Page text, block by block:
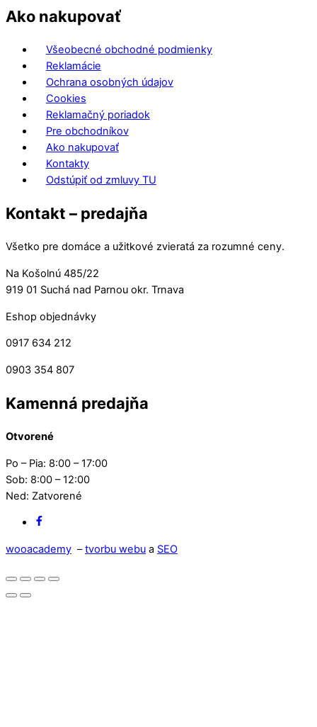
Ako nakupovať
Všeobecné obchodné podmienky
Reklamácie
Ochrana osobných údajov
Cookies
Reklamačný poriadok
Pre obchodníkov
Ako nakupovať
Kontakty
Odstúpiť od zmluvy TU
Kontakt – predajňa
Všetko pre domáce a užitkové zvieratá za rozumné ceny.
Na Košolnú 485/22
919 01 Suchá nad Parnou okr. Trnava
Eshop objednávky
0917 634 212
0903 354 807
Kamenná predajňa
Otvorené
Po – Pia: 8:00 – 17:00
Sob: 8:00 – 12:00
Ned: Zatvorené
wooacademy –tvorbu webu a SEO